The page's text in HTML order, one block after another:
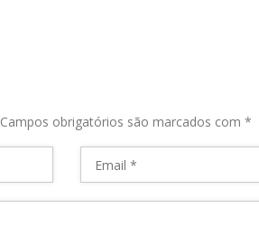
Campos obrigatórios são marcados com *